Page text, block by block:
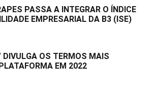
PASSA A INTEGRAR O ÍNDICE
EMPRESARIAL DA B3 (ISE)
DIVULGA OS TERMOS MAIS
EM 2022